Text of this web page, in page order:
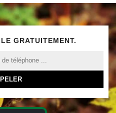
GRATUITEMENT.